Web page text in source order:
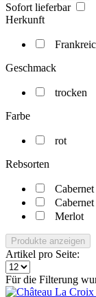
Sofort lieferbar
Herkunft
Geschmack
trocken
Farbe
rot
Rebsorten
Merlot
Produkte anzeigen
Artikel pro Seite:
Für die Filterung